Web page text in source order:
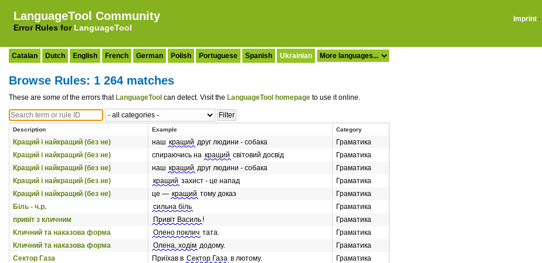
LanguageTool Community
Error Rules for LanguageTool
Imprint ·
Catalan Dutch English French German Polish Portuguese Spanish Ukrainian
Browse Rules: 1 264 matches
These are some of the errors that LanguageTool can detect. Visit the LanguageTool homepage to use it online.
Description Example Category
Кращий і найкращий (без не) наш кращий друг людини - собака
Граматика
Кращий і найкращий (без не)
спираючись на кращий світовий досвід
Граматика
Кращий і найкращий (без не)
наш кращий друг людини - собака
Граматика
Кращий і найкращий (без не)
кращий захист - це напад
Граматика
Кращий і найкращий (без не)
це — кращий тому доказ
Граматика
Біль - ч.р.
сильна біль
Граматика
привіт з кличним
Привіт Василь !
Граматика
Кличний та наказова форма
Олено поклич тата.
Граматика
Кличний та наказова форма
Олена, ходім додому.
Граматика
Сектор Газа
Приїхав в Сектор Газа в лютому. Граматика